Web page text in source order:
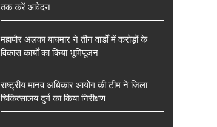
तक करें आवेदन
महापौर अलका बाघमार ने तीन वार्डों में करोड़ों के
विकास कार्यों का किया भूमिपूजन
राष्ट्रीय मानव अधिकार आयोग की टीम ने जिला
चिकित्सालय दुर्ग का किया निरीक्षण